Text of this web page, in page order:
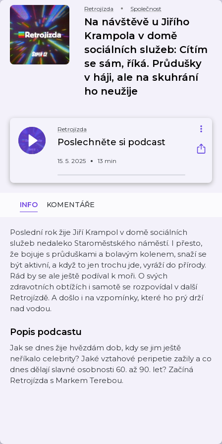
Retrojízda Společnost
Na návštěvě u Jiřího
Krampola v domě
sociálních služeb: Cítím
se sám, říká. Průdušky
v háji, ale na skuhrání
ho neužije
Retrojízda
Poslechněte si podcast
15. 5. 2025 13 min
INFO KOMENTÁŘE
Poslední rok žije Jiří Krampol v domě sociálních
služeb nedaleko Staroměstského náměstí. I přesto,
že bojuje s průduškami a bolavým kolenem, snaží se
být aktivní, a když to jen trochu jde, vyráží do přírody.
Rád by se ale ještě podíval k moři. O svých
zdravotních obtížích i samotě se rozpovídal v další
Retrojízdě. A došlo i na vzpomínky, které ho prý drží
nad vodou.
Popis podcastu
Jak se dnes žije hvězdám dob, kdy se jim ještě
neříkalo celebrity? Jaké vztahové peripetie zažily a co
dnes dělají slavné osobnosti 60. až 90. let? Začíná
Retrojízda s Markem Terebou.